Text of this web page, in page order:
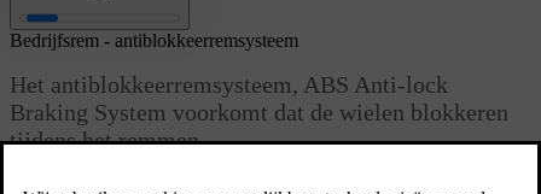
Bedrijfsrem - antiblokkeerremsysteem
Het antiblokkeerremsysteem, ABS Anti-lock
Braking System voorkomt dat de wielen blokkeren
tijdens het remmen.